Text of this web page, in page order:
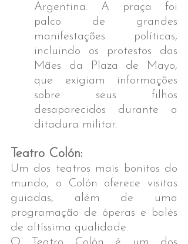
Argentina. A praça foi
palco de grandes
manifestações políticas,
incluindo os protestos das
Mães da Plaza de Mayo,
que exigiam informações
sobre seus filhos
desaparecidos durante a
ditadura militar.
Teatro Colón:
Um dos teatros mais bonitos do
mundo, o Colón oferece visitas
guiadas, além de uma
programação de óperas e balés
de altíssima qualidade.